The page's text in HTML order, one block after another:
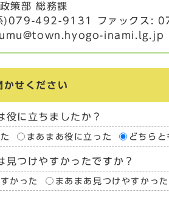
策部 総務課
)079-492-9131 ファックス:
inami.lg.jp
かせください
役に立ちましたか？
まあまあ役に立った どちらと
見つけやすかったですか？
かった まあまあ見つけやすかった